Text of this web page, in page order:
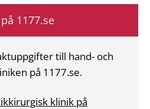
1177.se
till hand- och
på 1177.se.
klinik på